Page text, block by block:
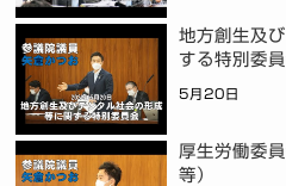
地方創生及
する特別委
5月20日
厚生労働委
等）